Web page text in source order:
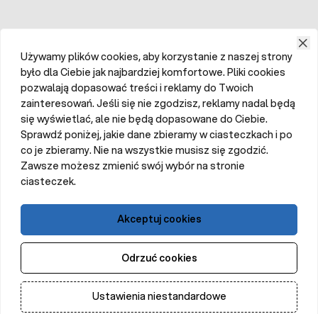
Używamy plików cookies, aby korzystanie z naszej strony
było dla Ciebie jak najbardziej komfortowe. Pliki cookies
pozwalają dopasować treści i reklamy do Twoich
zainteresowań. Jeśli się nie zgodzisz, reklamy nadal będą
się wyświetlać, ale nie będą dopasowane do Ciebie.
Sprawdź poniżej, jakie dane zbieramy w ciasteczkach i po
co je zbieramy. Nie na wszystkie musisz się zgodzić.
Zawsze możesz zmienić swój wybór na stronie
ciasteczek.
Akceptuj cookies
Odrzuć cookies
Ustawienia niestandardowe